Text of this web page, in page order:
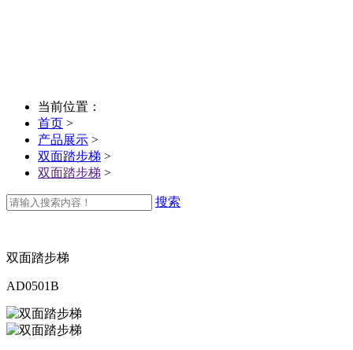
当前位置：
首页 >
产品展示 >
双面踏步梯 >
双面踏步梯 >
搜索
双面踏步梯
AD0501B